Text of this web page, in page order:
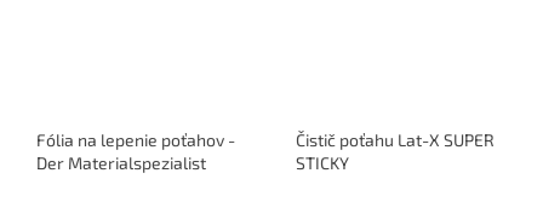
Fólia na lepenie poťahov -
Der Materialspezialist
Čistič poťahu Lat-X SUPER
STICKY